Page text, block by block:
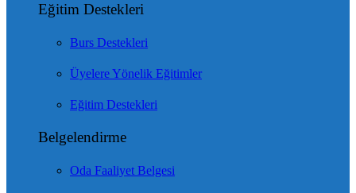
Eğitim Destekleri
Burs Destekleri
Üyelere Yönelik Eğitimler
Eğitim Destekleri
Belgelendirme
Oda Faaliyet Belgesi